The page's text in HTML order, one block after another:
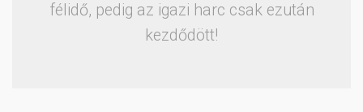
félidő, pedig az igazi harc csak ezután
kezdődött!